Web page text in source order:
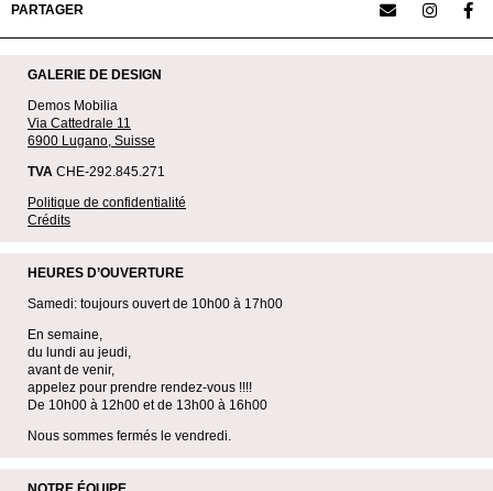
PARTAGER
GALERIE DE DESIGN
Demos Mobilia
Via Cattedrale 11
6900 Lugano, Suisse
TVA CHE-292.845.271
Politique de confidentialité
Crédits
HEURES D’OUVERTURE
Samedi: toujours ouvert de 10h00 à 17h00
En semaine,
du lundi au jeudi,
avant de venir,
appelez pour prendre rendez-vous !!!!
De 10h00 à 12h00 et de 13h00 à 16h00
Nous sommes fermés le vendredi.